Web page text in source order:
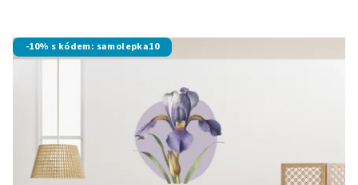
-10% s kódem: samolepka10